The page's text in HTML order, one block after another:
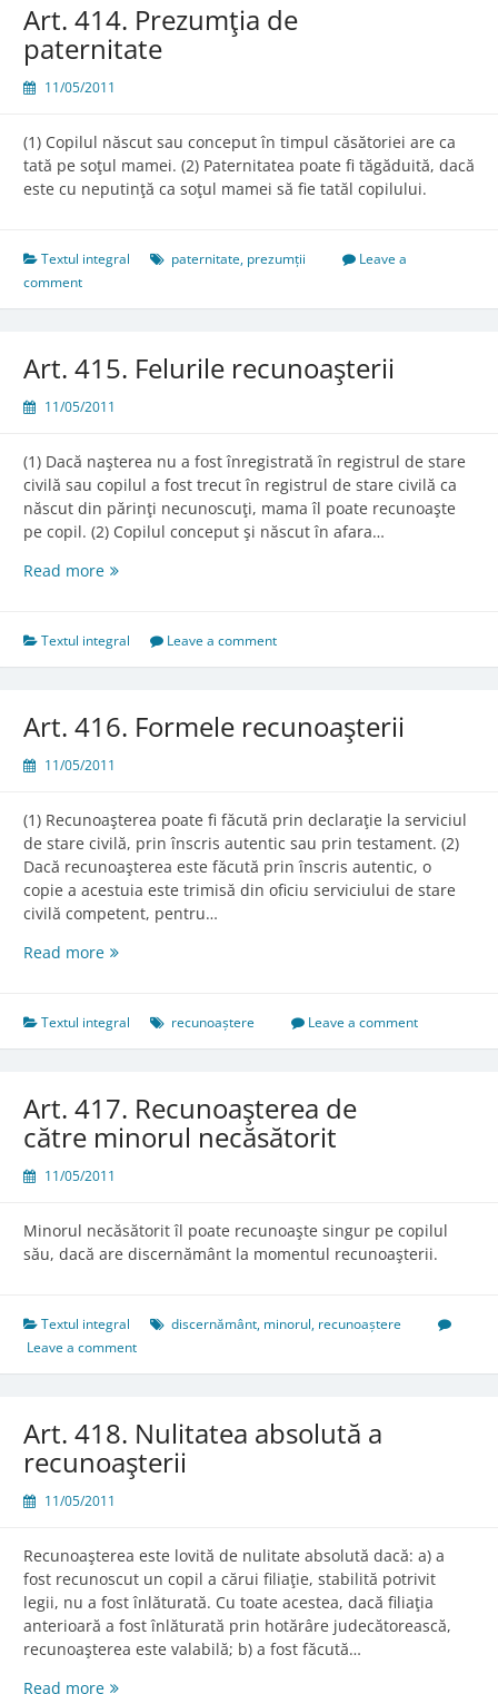
Art. 414. Prezumţia de
paternitate
11/05/2011
(1) Copilul născut sau conceput în timpul căsătoriei are ca
tată pe soţul mamei. (2) Paternitatea poate fi tăgăduită, dacă
este cu neputinţă ca soţul mamei să fie tatăl copilului.
Textul integral paternitate, prezumții
Leave a
comment
Art. 415. Felurile recunoaşterii
11/05/2011
(1) Dacă naşterea nu a fost înregistrată în registrul de stare
civilă sau copilul a fost trecut în registrul de stare civilă ca
născut din părinţi necunoscuţi, mama îl poate recunoaşte
pe copil. (2) Copilul conceput şi născut în afara…
Read moreArt.
recunoaşterii
Textul integral Leave a comment
Art. 416. Formele recunoaşterii
11/05/2011
(1) Recunoaşterea poate fi făcută prin declaraţie la serviciul
de stare civilă, prin înscris autentic sau prin testament. (2)
Dacă recunoaşterea este făcută prin înscris autentic, o
copie a acestuia este trimisă din oficiu serviciului de stare
civilă competent, pentru…
Read moreArt.
recunoaşterii
Textul integral recunoaștere Leave a comment
Art. 417. Recunoaşterea de
către minorul necăsătorit
11/05/2011
Minorul necăsătorit îl poate recunoaşte singur pe copilul
său, dacă are discernământ la momentul recunoaşterii.
Textul integral discernământ, minorul, recunoaștere
Leave a comment
Art. 418. Nulitatea absolută a
recunoaşterii
11/05/2011
Recunoaşterea este lovită de nulitate absolută dacă: a) a
fost recunoscut un copil a cărui filiaţie, stabilită potrivit
legii, nu a fost înlăturată. Cu toate acestea, dacă filiaţia
anterioară a fost înlăturată prin hotărâre judecătorească,
recunoaşterea este valabilă; b) a fost făcută…
Read moreArt.